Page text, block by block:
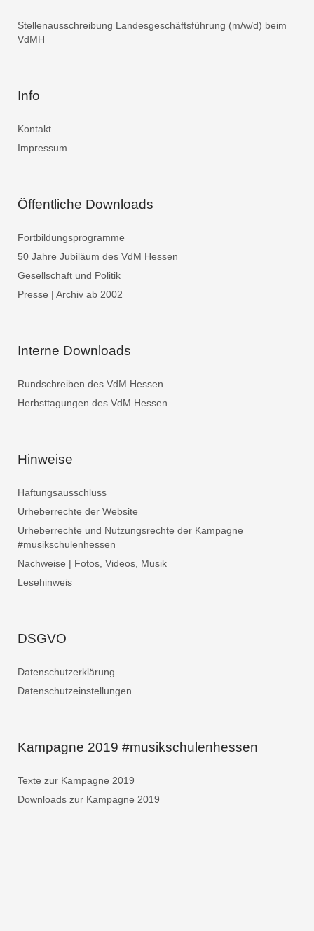
Stellenausschreibung Landesgeschäftsführung (m/w/d) beim
VdMH
Info
Kontakt
Impressum
Öffentliche Downloads
Fortbildungsprogramme
50 Jahre Jubiläum des VdM Hessen
Gesellschaft und Politik
Presse | Archiv ab 2002
Interne Downloads
Rundschreiben des VdM Hessen
Herbsttagungen des VdM Hessen
Hinweise
Haftungsausschluss
Urheberrechte der Website
Urheberrechte und Nutzungsrechte der Kampagne
#musikschulenhessen
Nachweise | Fotos, Videos, Musik
Lesehinweis
DSGVO
Datenschutzerklärung
Datenschutzeinstellungen
Kampagne 2019 #musikschulenhessen
Texte zur Kampagne 2019
Downloads zur Kampagne 2019